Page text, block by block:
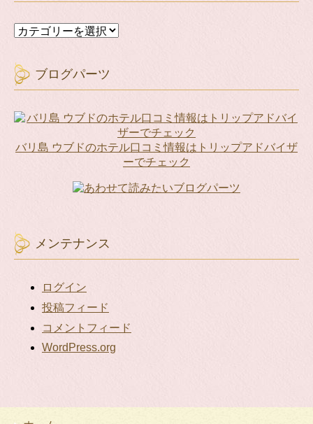
ト
カ
リ
ー
投
リ
ブログパーツ
バリ島 ウブドのホテル口コミ情報はトリップアドバイザ
ーでチェック
メンテナンス
ログイン
投稿フィード
コメントフィード
WordPress.org